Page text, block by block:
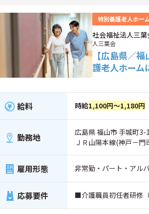
特別養護老人ホー
社会福祉法人三
人三葉会
【広島県／
護老人ホーム
給料 時給1,100円～1,180円
勤務地
広島県 福山市 手城町3-
ＪＲ山陽本線(神戸－
雇用形態 非常勤・パート・アル
応募要件 ■介護職員初任者研修